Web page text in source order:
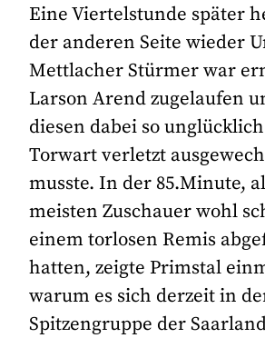
Eine Viertelstunde später
der anderen Seite wieder
Mettlacher Stürmer war
Larson Arend zugelaufen
diesen dabei so
Torwart verletzt
musste. In der 85.Minute,
meisten Zuschauer wohl
einem torlosen Remis
hatten, zeigte Primstal
warum es sich derzeit in
Spitzengruppe der